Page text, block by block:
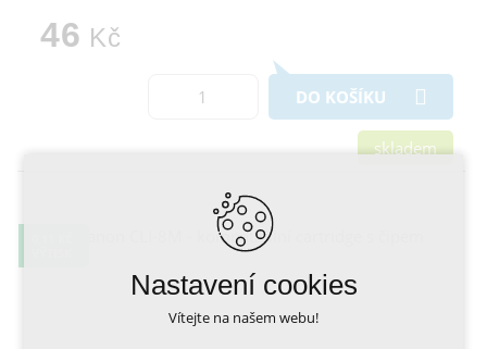
46 Kč
DO KOŠÍKU
skladem
Nastavení cookies
Vítejte na našem webu!